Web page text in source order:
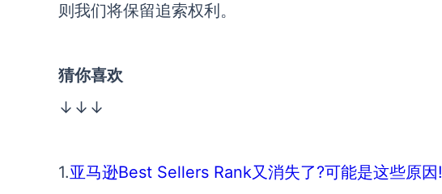
则我们将保留追索权利。
猜你喜欢
↓↓↓
1.亚马逊Best Sellers Rank又消失了?可能是这些原因!